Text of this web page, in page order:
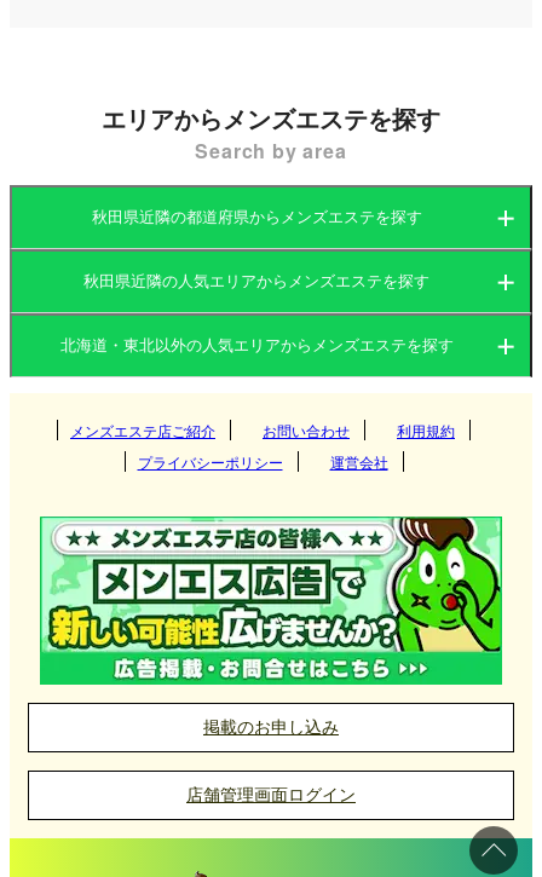
秋田県のメンズエステ（メンエス）店は、他県と比
べると店舗数は少ないものの、隠れ家的でアットホ
ームな雰囲気を持つお店が多いです。秋田市や大館
市、横手市などの主要都市を中心に営業しており、
マンション型の個室サロンから、派遣型のサービス
を提供する店舗まで幅広いスタイルが見られます。
自然豊かな環境を活かし、心身ともにリラックスで
きる施術を受けられるのが特徴です。
秋田県メンズエステ店の選び方
秋田県のメンズエステでは、都会の喧騒から離れた
静かな環境を生かし、リラクゼーション効果を高め
る施術が提供されています。温泉地をイメージした
施術ルームや、アロマやヒーリングミュージックを
取り入れたリラックス空間が整えられているお店が
多いのが特徴です。
エリアからメンズエステを探す
Search by area
秋田県近隣の都道府県からメンズエステを探す
北海道 岩手県
宮城県 山形県
秋田県 青森県
秋田県近隣の人気エリアからメンズエステを探す
すすきの
白石区
札幌市北区
中島公園
函館
岩手県
仙台
古川
石巻
勾当台公園
山形県
山形 秋田県
秋田 青森県
青森
八戸
福島県
北海道・東北以外の人気エリアからメンズエステを探す
関東
栃木県 東京都
神奈川県 千葉県
埼玉県
大阪府 京都府
兵庫県 滋賀県
奈良県 和歌山県
東海
愛知県 岐阜県
九州・沖縄
福岡県 大分県
熊本県 鹿児島県
中国
岡山県 広島県
山口県 鳥取県
北陸・甲信越
四国
メンズエステ店ご紹介 お問い合わせ
利用規約
プライバシーポリシー
運営会社
掲載のお申し込み
店舗管理画面ログイン